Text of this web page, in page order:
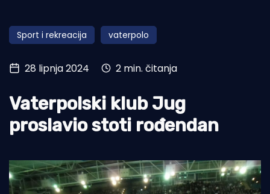
Obala
Otoci
Turizam i nautika
Pomorstvo
Ribolov
Tradicija i kultura
Sport i rekreacija vaterpolo
28 lipnja 2024 2 min. čitanja
Vaterpolski klub Jug
proslavio stoti rođendan